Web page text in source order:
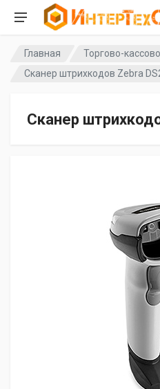
Главная
Торгово-
Сканер штрихкодов Zebra
Сканер